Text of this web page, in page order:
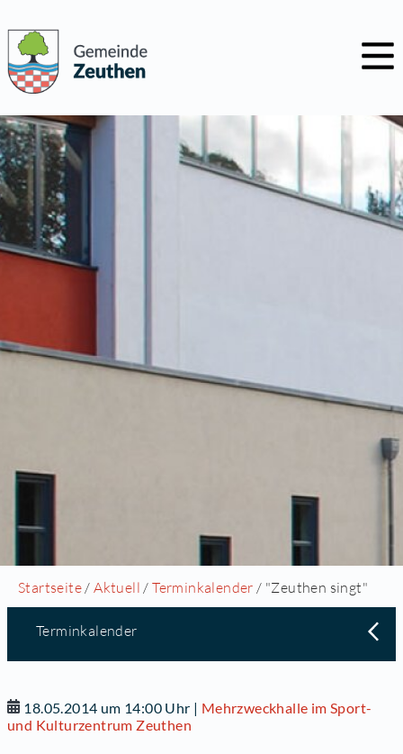
Startseite /Aktuell /Terminkalender / "Zeuthen singt"
Terminkalender
18.05.2014 um 14:00 Uhr | Mehrzweckhalle im Sport-
und Kulturzentrum Zeuthen